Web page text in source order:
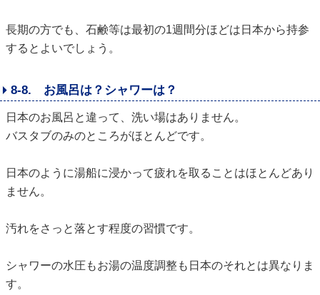
長期の方でも、石鹸等は最初の1週間分ほどは日本から持参
するとよいでしょう。
8-8. お風呂は？シャワーは？
日本のお風呂と違って、洗い場はありません。
バスタブのみのところがほとんどです。
日本のように湯船に浸かって疲れを取ることはほとんどあり
ません。
汚れをさっと落とす程度の習慣です。
シャワーの水圧もお湯の温度調整も日本のそれとは異なりま
す。